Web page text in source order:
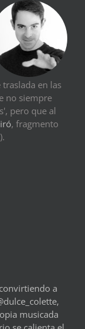
en las
no siempre
pero que al
, fragmento